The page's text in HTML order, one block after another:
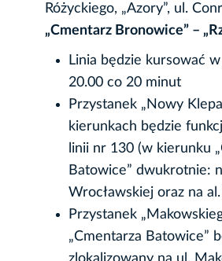
Różyckiego, „Azory”, ul.
„Cmentarz Bronowice” –
Linia będzie kursować
20.00 co 20 minut
Przystanek „Nowy
kierunkach będzie
linii nr 130 (w kierunku
Batowice” dwukrotnie:
Wrocławskiej oraz na al.
Przystanek
„Cmentarza Batowice”